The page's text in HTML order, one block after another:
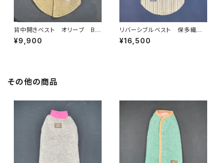
背中開きベスト オリーブ BS
-XL-008
¥9,900
リバーシブルベスト 保多織 B
RB-L-2
¥16,500
その他の商品